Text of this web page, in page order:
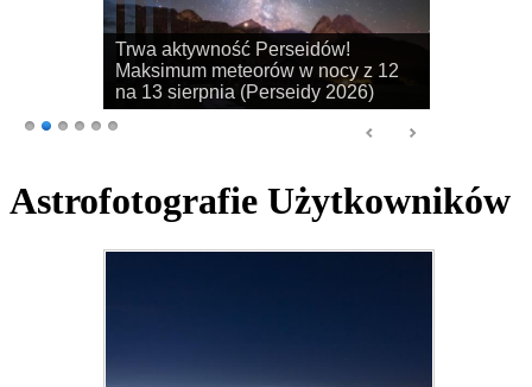
Rozpoczyna się sezon na
obserwacje obłoków srebrzystych!
Astrofotografie Użytkowników